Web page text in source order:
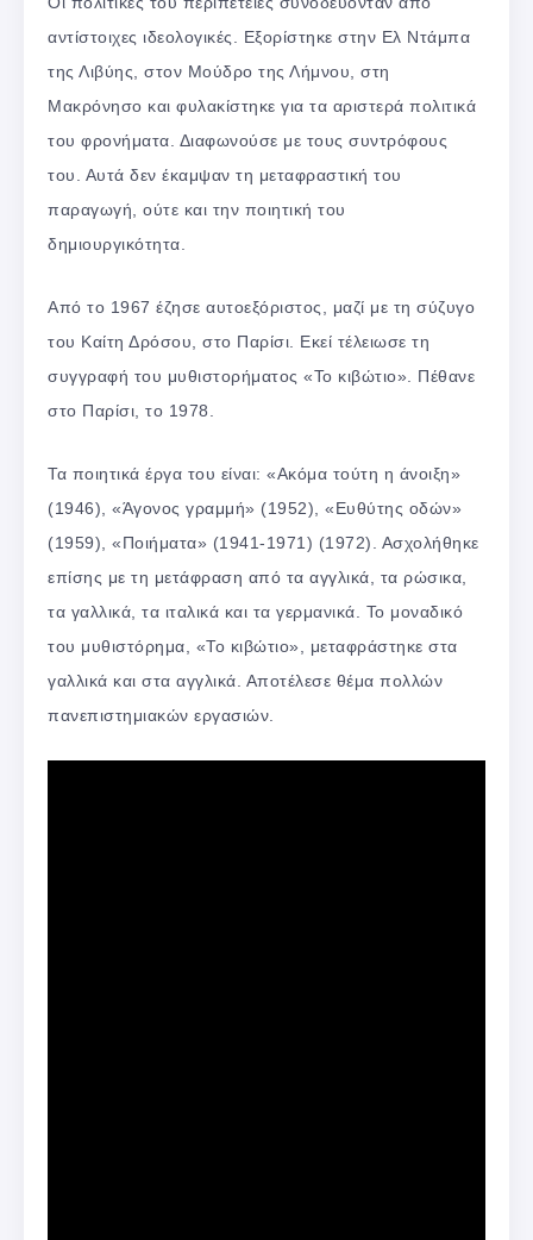
αντίστοιχες ιδεολογικές. Εξορίστηκε στην Ελ Ντάμπα
της Λιβύης, στον Μούδρο της Λήμνου, στη
Μακρόνησο και φυλακίστηκε για τα αριστερά πολιτικά
του φρονήματα. Διαφωνούσε με τους συντρόφους
του. Αυτά δεν έκαμψαν τη μεταφραστική του
παραγωγή, ούτε και την ποιητική του
δημιουργικότητα.
Από το 1967 έζησε αυτοεξόριστος, μαζί με τη σύζυγο
του Καίτη Δρόσου, στο Παρίσι. Εκεί τέλειωσε τη
συγγραφή του μυθιστορήματος «Το κιβώτιο». Πέθανε
στο Παρίσι, το 1978.
Τα ποιητικά έργα του είναι: «Ακόμα τούτη η άνοιξη»
(1946), «Άγονος γραμμή» (1952), «Ευθύτης οδών»
(1959), «Ποιήματα» (1941-1971) (1972). Ασχολήθηκε
επίσης με τη μετάφραση από τα αγγλικά, τα ρώσικα,
τα γαλλικά, τα ιταλικά και τα γερμανικά. Το μοναδικό
του μυθιστόρημα, «Το κιβώτιο», μεταφράστηκε στα
γαλλικά και στα αγγλικά. Αποτέλεσε θέμα πολλών
πανεπιστημιακών εργασιών.